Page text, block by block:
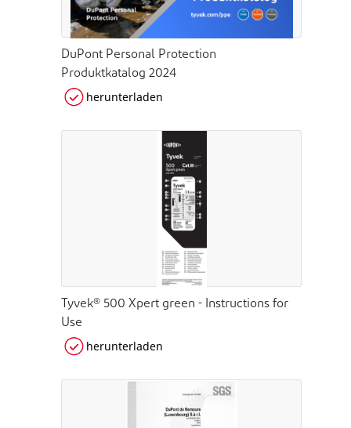
DuPont Personal Protection
Produktkatalog 2024
herunterladen
Tyvek® 500 Xpert green - Instructions for
Use
herunterladen